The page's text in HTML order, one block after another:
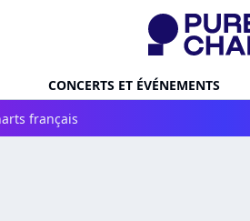
CONCERTS ET ÉVÉNEMENTS
français